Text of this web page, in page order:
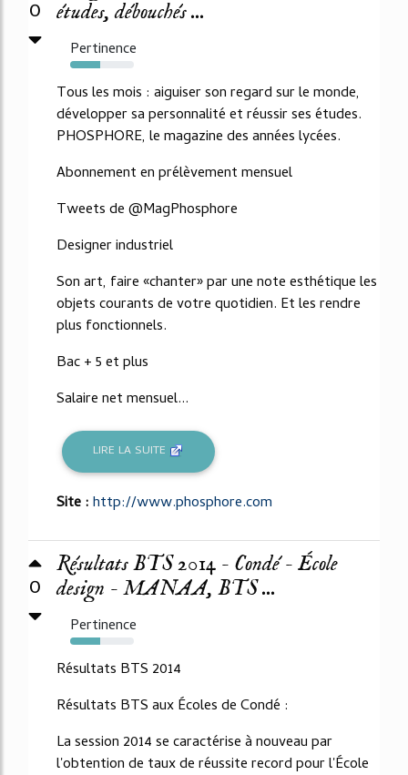
0
études, débouchés ...
Pertinence
47%
Tous les mois : aiguiser son regard sur le monde,
développer sa personnalité et réussir ses études.
PHOSPHORE, le magazine des années lycées.
Abonnement en prélèvement mensuel
Tweets de @MagPhosphore
Designer industriel
Son art, faire «chanter» par une note esthétique les
objets courants de votre quotidien. Et les rendre
plus fonctionnels.
Bac + 5 et plus
Salaire net mensuel...
LIRE LA SUITE
Site :http://www.phosphore.com
0
Résultats BTS 2014 - Condé - École
design - MANAA, BTS ...
Pertinence
47%
Résultats BTS 2014
Résultats BTS aux Écoles de Condé :
La session 2014 se caractérise à nouveau par
l'obtention de taux de réussite record pour l'École